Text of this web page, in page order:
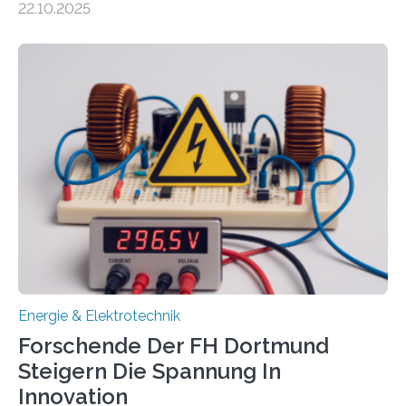
neuen EU-geförderten Transfer-Projekte zu
Energietechnologien werden vom Europäischen
Sozialfonds Plus (ESF+) gefördert – mit einer
Gesamtsumme von mehr als zwei Millionen Euro.
Damit zählt die Hochschule zu den großen
Gewinnerinnen der aktuellen Förderrunde des
Bayerischen Wissenschaftsministeriums. Im
Mittelpunkt steht der direkte Wissenstransfer: Neue
wissenschaftliche Erkenntnisse sollen rasch in die
22.10.2025
Energie & Elektrotechnik
Forschende Der FH Dortmund
Steigern Die Spannung In
Innovation